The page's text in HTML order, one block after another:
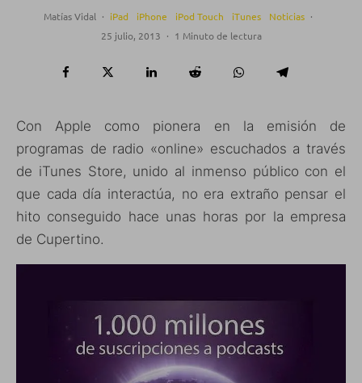
Matías Vidal · iPad iPhone iPod Touch iTunes Noticias ·
25 julio, 2013 · 1 Minuto de lectura
Con Apple como pionera en la emisión de
programas de radio «online» escuchados a través
de iTunes Store, unido al inmenso público con el
que cada día interactúa, no era extraño pensar el
hito conseguido hace unas horas por la empresa
de Cupertino.